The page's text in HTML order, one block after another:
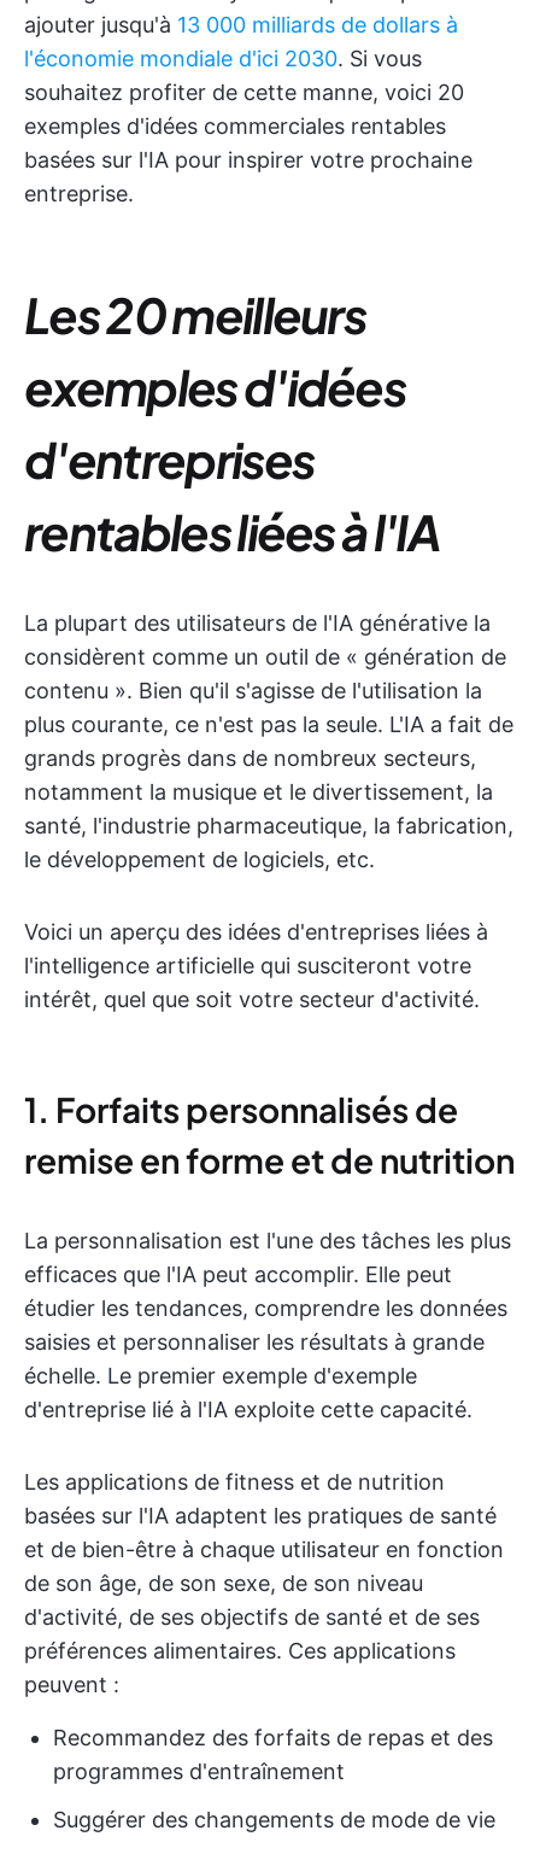
ajouter jusqu'à 13 000 milliards de dollars à
l'économie mondiale d'ici 2030. Si vous
souhaitez profiter de cette manne, voici 20
exemples d'idées commerciales rentables
basées sur l'IA pour inspirer votre prochaine
entreprise.
Les 20 meilleurs
exemples d'idées
d'entreprises
rentables liées à l'IA
La plupart des utilisateurs de l'IA générative la
considèrent comme un outil de « génération de
contenu ». Bien qu'il s'agisse de l'utilisation la
plus courante, ce n'est pas la seule. L'IA a fait de
grands progrès dans de nombreux secteurs,
notamment la musique et le divertissement, la
santé, l'industrie pharmaceutique, la fabrication,
le développement de logiciels, etc.
Voici un aperçu des idées d'entreprises liées à
l'intelligence artificielle qui susciteront votre
intérêt, quel que soit votre secteur d'activité.
1. Forfaits personnalisés de
remise en forme et de nutrition
La personnalisation est l'une des tâches les plus
efficaces que l'IA peut accomplir. Elle peut
étudier les tendances, comprendre les données
saisies et personnaliser les résultats à grande
échelle. Le premier exemple d'exemple
d'entreprise lié à l'IA exploite cette capacité.
Les applications de fitness et de nutrition
basées sur l'IA adaptent les pratiques de santé
et de bien-être à chaque utilisateur en fonction
de son âge, de son sexe, de son niveau
d'activité, de ses objectifs de santé et de ses
préférences alimentaires. Ces applications
peuvent :
Recommandez des forfaits de repas et des
programmes d'entraînement
Suggérer des changements de mode de vie